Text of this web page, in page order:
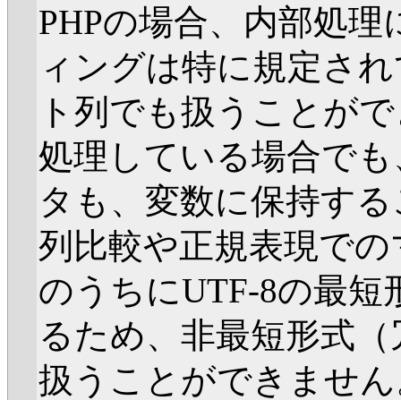
PHPの場合、内部処
ィングは特に規定さ
ト列でも扱うことが
処理している場合で
タも、変数に保持す
列比較や正規表現で
のうちにUTF-8の最
るため、非最短形式
扱うことができませ